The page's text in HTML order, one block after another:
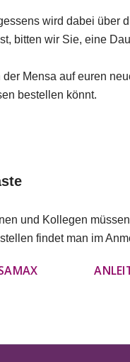
wird dabei über
bitten wir Sie, eine
Mensa auf euren
bestellen könnt.
und Kollegen
findet man im